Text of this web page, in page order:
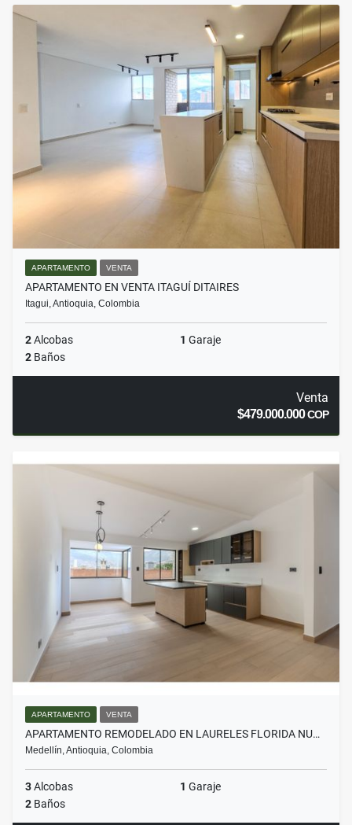
APARTAMENTO VENTA
APARTAMENTO EN VENTA ITAGUÍ DITAIRES
Itagui, Antioquia, Colombia
2Alcobas 1 Garaje
2 Baños
Venta
$479.000.000COP
APARTAMENTO VENTA
APARTAMENTO REMODELADO EN LAURELES FLORIDA NU…
Medellín, Antioquia, Colombia
3Alcobas 1 Garaje
2 Baños